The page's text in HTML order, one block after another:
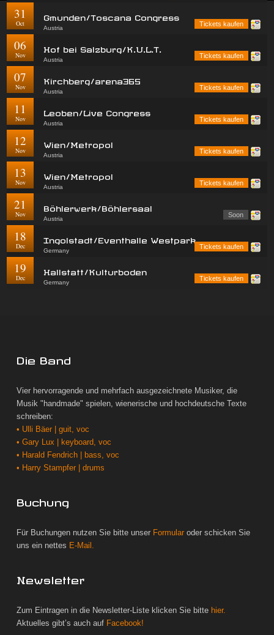
31
Oct
Gmunden/Toscana Congress
Austria
Tickets kaufen
06
Nov
Hof bei Salzburg/K.U.L.T.
Austria
Tickets kaufen
07
Nov
Kirchberg/arena365
Austria
Tickets kaufen
11
Nov
Leoben/Live Congress
Austria
Tickets kaufen
12
Nov
Wien/Metropol
Austria
Tickets kaufen
13
Nov
Wien/Metropol
Austria
Tickets kaufen
21
Nov
Böhlerwerk/Böhlersaal
Austria
Soon
18
Dec
Ingolstadt/Eventhalle Westpark
Germany
Tickets kaufen
19
Dec
Hallstatt/Kulturboden
Germany
Tickets kaufen
Die Band
Vier hervorragende und mehrfach ausgezeichnete Musiker, die
Musik "handmade" spielen, wienerische und hochdeutsche Texte
schreiben:
• Ulli Bäer | guit, voc
• Gary Lux | keyboard, voc
• Harald Fendrich | bass, voc
• Harry Stampfer | drums
Buchung
Für Buchungen nutzen Sie bitte unser Formular oder schicken Sie
uns ein nettes E-Mail.
Newsletter
Zum Eintragen in die Newsletter-Liste klicken Sie bitte hier.
Aktuelles gibt’s auch auf Facebook!